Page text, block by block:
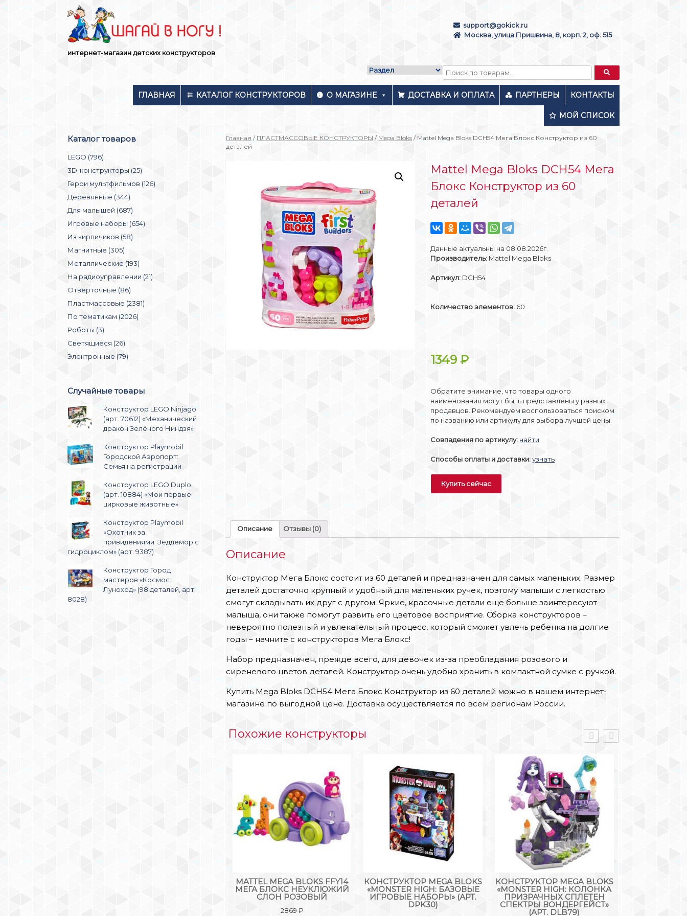
интернет-магазин детских конструкторов
support@gokick.ru
Москва, улица Пришвина, 8, корп. 2, оф. 515
ГЛАВНАЯ КАТАЛОГ КОНСТРУКТОРОВ О МАГАЗИНЕ ДОСТАВКА И ОПЛАТА ПАРТНЕРЫ КОНТАКТЫ
МОЙ СПИСОК
Главная / ПЛАСТМАССОВЫЕ КОНСТРУКТОРЫ / Mega Bloks / Mattel Mega Bloks DCH54 Мега Блокс Конструктор из 60
деталей
Mattel Mega Bloks DCH54 Мега
Блокс Конструктор из 60
деталей
Данные актуальны на 08.08.2026г.
Производитель: Mattel Mega Bloks
Артикул: DCH54
Количество элементов: 60
1349₽
Обратите внимание, что товары одного
наименования могут быть представлены у разных
продавцов. Рекомендуем воспользоваться поиском
по названию или артикулу для выбора лучшей цены.
Совпадения по артикулу: найти
Способы оплаты и доставки: узнать
Купить сейчас
Описание Отзывы (0)
Описание
Конструктор Мега Блокс состоит из 60 деталей и предназначен для самых маленьких. Размер
деталей достаточно крупный и удобный для маленьких ручек, поэтому малыши с легкостью
смогут складывать их друг с другом. Яркие, красочные детали еще больше заинтересуют
малыша, они также помогут развить его цветовое восприятие. Сборка конструкторов –
невероятно полезный и увлекательный процесс, который сможет увлечь ребенка на долгие
годы – начните с конструкторов Мега Блокс!
Набор предназначен, прежде всего, для девочек из-за преобладания розового и
сиреневого цветов деталей. Конструктор очень удобно хранить в компактной сумке с ручкой.
Купить Mega Bloks DCH54 Мега Блокс Конструктор из 60 деталей можно в нашем интернет-
магазине по выгодной цене. Доставка осуществляется по всем регионам России.
Похожие конструкторы
MATTEL MEGA BLOKS FFY14
МЕГА БЛОКС НЕУКЛЮЖИЙ
СЛОН РОЗОВЫЙ
2869 ₽
КОНСТРУКТОР MEGA BLOKS
«MONSTER HIGH: БАЗОВЫЕ
ИГРОВЫЕ НАБОРЫ» (АРТ.
DPK30)
КОНСТРУКТОР MEGA BLOKS
«MONSTER HIGH: КОЛОНКА
ПРИЗРАЧНЫХ СПЛЕТЕН
СПЕКТРЫ ВОНДЕРГЕЙСТ»
(АРТ. DLB79)
Каталог товаров
LEGO (796)
3D-конструкторы (25)
Герои мультфильмов (126)
Деревянные (344)
Для малышей (687)
Игровые наборы (654)
Из кирпичиков (58)
Магнитные (305)
Металлические (193)
На радиоуправлении (21)
Отвёрточные (86)
Пластмассовые (2381)
По тематикам (2026)
Роботы (3)
Светящиеся (26)
Электронные (79)
Случайные товары
Конструктор LEGO Ninjago
(арт. 70612) «Механический
дракон Зелёного Ниндзя»
Конструктор Playmobil
Городской Аэропорт:
Семья на регистрации
Конструктор LEGO Duplo
(арт. 10884) «Мои первые
цирковые животные»
Конструктор Playmobil
«Охотник за
привидениями: Зеддемор с
гидроциклом» (арт. 9387)
Конструктор Город
мастеров «Космос:
Луноход» (98 деталей, арт.
8028)